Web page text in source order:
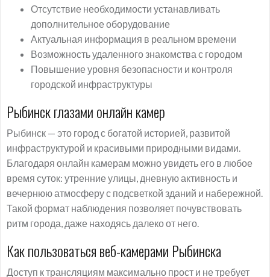
Отсутствие необходимости устанавливать
дополнительное оборудование
Актуальная информация в реальном времени
Возможность удаленного знакомства с городом
Повышение уровня безопасности и контроля
городской инфраструктуры
Рыбинск глазами онлайн камер
Рыбинск — это город с богатой историей, развитой
инфраструктурой и красивыми природными видами.
Благодаря онлайн камерам можно увидеть его в любое
время суток: утренние улицы, дневную активность и
вечернюю атмосферу с подсветкой зданий и набережной.
Такой формат наблюдения позволяет почувствовать
ритм города, даже находясь далеко от него.
Как пользоваться веб-камерами Рыбинска
Доступ к трансляциям максимально прост и не требует